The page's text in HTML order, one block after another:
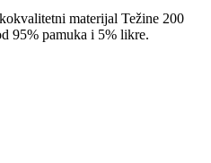
materijal Težine 200
95% pamuka i 5% likre.